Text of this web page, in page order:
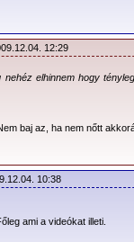
12:29
nehéz elhinnem hogy
baj az, ha nem nőtt
10:38
ami a videókat illeti.